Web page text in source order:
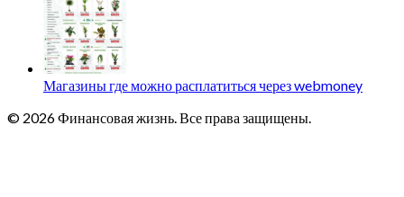
Магазины где можно расплатиться через webmoney
© 2026 Финансовая жизнь. Все права защищены.